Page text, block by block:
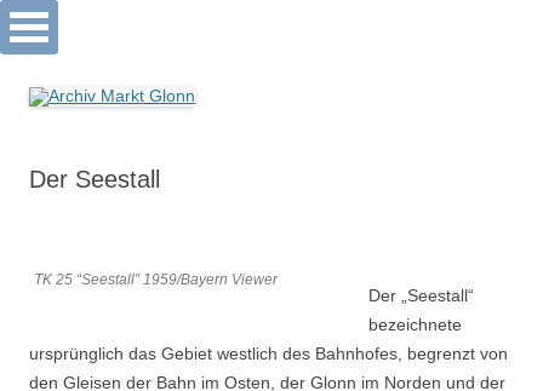
Archiv Markt Glonn
Der Seestall
TK 25 “Seestall” 1959/Bayern Viewer
Der „Seestall“
bezeichnete
ursprünglich das Gebiet westlich des Bahnhofes, begrenzt von
den Gleisen der Bahn im Osten, der Glonn im Norden und der